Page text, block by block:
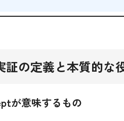
の定義と本質的な
が意味するもの